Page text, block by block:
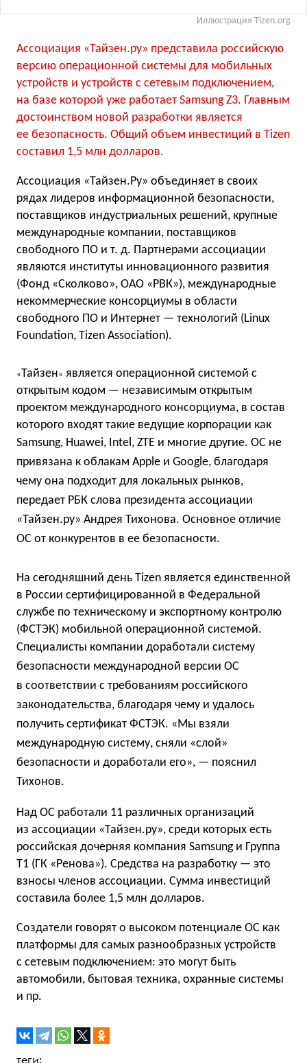
Иллюстрация Tizen.org
Ассоциация «Тайзен.ру» представила российскую
версию операционной системы для мобильных
устройств и устройств с сетевым подключением,
на базе которой уже работает Samsung Z3. Главным
достоинством новой разработки является
ее безопасность. Общий объем инвестиций в Tizen
составил 1,5 млн долларов.
Ассоциация «Тайзен.Ру» объединяет в своих
рядах лидеров информационной безопасности,
поставщиков индустриальных решений, крупные
международные компании, поставщиков
свободного ПО и т. д. Партнерами ассоциации
являются институты инновационного развития
(Фонд «Сколково», ОАО «РВК»), международные
некоммерческие консорциумы в области
свободного ПО и Интернет — технологий (Linux
Foundation, Tizen Association).
«Тайзен» является операционной системой с
открытым кодом — независимым открытым
проектом международного консорциума, в состав
которого входят такие ведущие корпорации как
Samsung, Huawei, Intel, ZTE и многие другие. ОС не
привязана к облакам Apple и Google, благодаря
чему она подходит для локальных рынков,
передает РБК слова президента ассоциации
«Тайзен.ру» Андрея Тихонова. Основное отличие
ОС от конкурентов в ее безопасности.
На сегодняшний день Tizen является единственной
в России сертифицированной в Федеральной
службе по техническому и экспортному контролю
(ФСТЭК) мобильной операционной системой.
Специалисты компании доработали систему
безопасности международной версии ОС
в соответствии с требованиям российского
законодательства, благодаря чему и удалось
получить сертификат ФСТЭК. «Мы взяли
международную систему, сняли «слой»
безопасности и доработали его», — пояснил
Тихонов.
Над ОС работали 11 различных организаций
из ассоциации «Тайзен.ру», среди которых есть
российская дочерняя компания Samsung и Группа
Т1 (ГК «Ренова»). Средства на разработку — это
взносы членов ассоциации. Сумма инвестиций
составила более 1,5 млн долларов.
Создатели говорят о высоком потенциале ОС как
платформы для самых разнообразных устройств
с сетевым подключением: это могут быть
автомобили, бытовая техника, охранные системы
и пр.